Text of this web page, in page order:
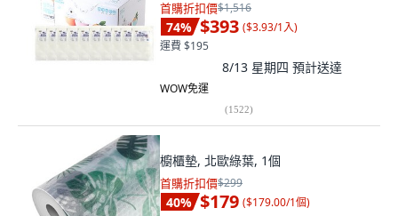
首購折扣價$1,516
74% $393 ($3.93/1入)
運費 $195
8/13 星期四 預計送達
WOW免運
(1522)
櫥櫃墊, 北歐綠葉, 1個
首購折扣價$299
40% $179 ($179.00/1個)